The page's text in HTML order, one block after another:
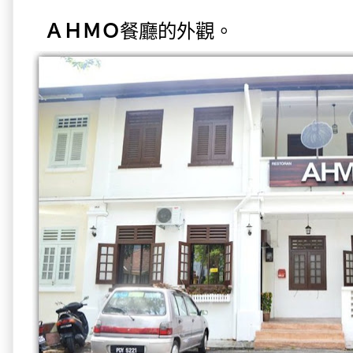
ＡＨＭＯ餐廳的外觀。